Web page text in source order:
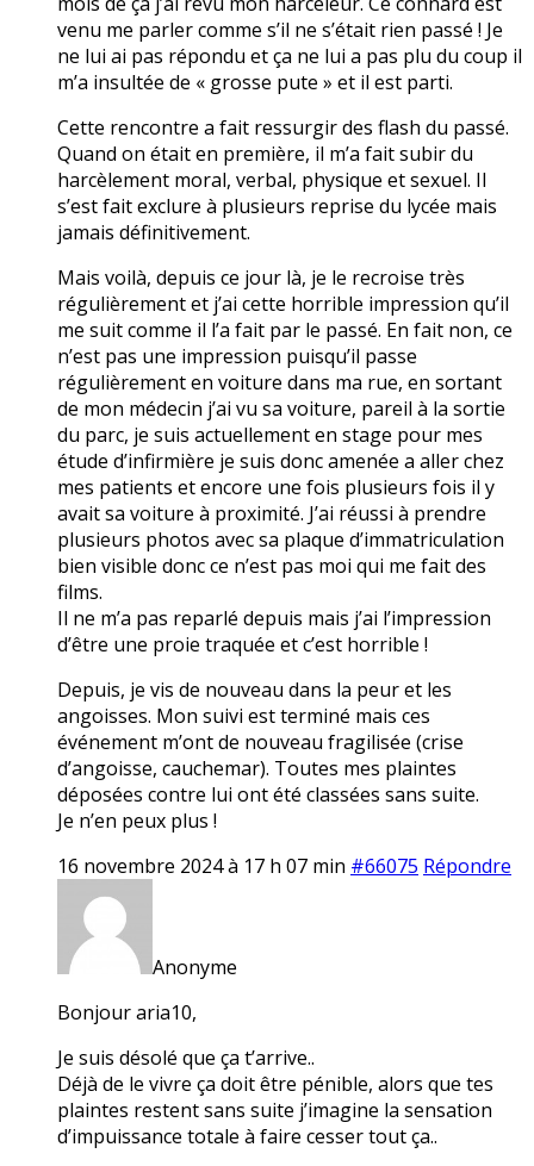
venu me parler comme s’il ne s’était rien passé ! Je
ne lui ai pas répondu et ça ne lui a pas plu du coup il
m’a insultée de « grosse pute » et il est parti.
Cette rencontre a fait ressurgir des flash du passé.
Quand on était en première, il m’a fait subir du
harcèlement moral, verbal, physique et sexuel. Il
s’est fait exclure à plusieurs reprise du lycée mais
jamais définitivement.
Mais voilà, depuis ce jour là, je le recroise très
régulièrement et j’ai cette horrible impression qu’il
me suit comme il l’a fait par le passé. En fait non, ce
n’est pas une impression puisqu’il passe
régulièrement en voiture dans ma rue, en sortant
de mon médecin j’ai vu sa voiture, pareil à la sortie
du parc, je suis actuellement en stage pour mes
étude d’infirmière je suis donc amenée a aller chez
mes patients et encore une fois plusieurs fois il y
avait sa voiture à proximité. J’ai réussi à prendre
plusieurs photos avec sa plaque d’immatriculation
bien visible donc ce n’est pas moi qui me fait des
films.
Il ne m’a pas reparlé depuis mais j’ai l’impression
d’être une proie traquée et c’est horrible !
Depuis, je vis de nouveau dans la peur et les
angoisses. Mon suivi est terminé mais ces
événement m’ont de nouveau fragilisée (crise
d’angoisse, cauchemar). Toutes mes plaintes
déposées contre lui ont été classées sans suite.
Je n’en peux plus !
16 novembre 2024 à 17 h 07 min #66075 Répondre
Anonyme
Bonjour aria10,
Je suis désolé que ça t’arrive..
Déjà de le vivre ça doit être pénible, alors que tes
plaintes restent sans suite j’imagine la sensation
d’impuissance totale à faire cesser tout ça..